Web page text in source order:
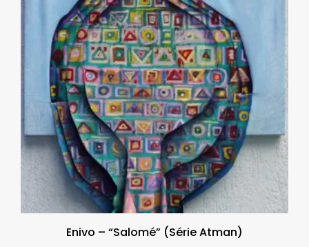
Enivo – “Salomé” (Série Atman)